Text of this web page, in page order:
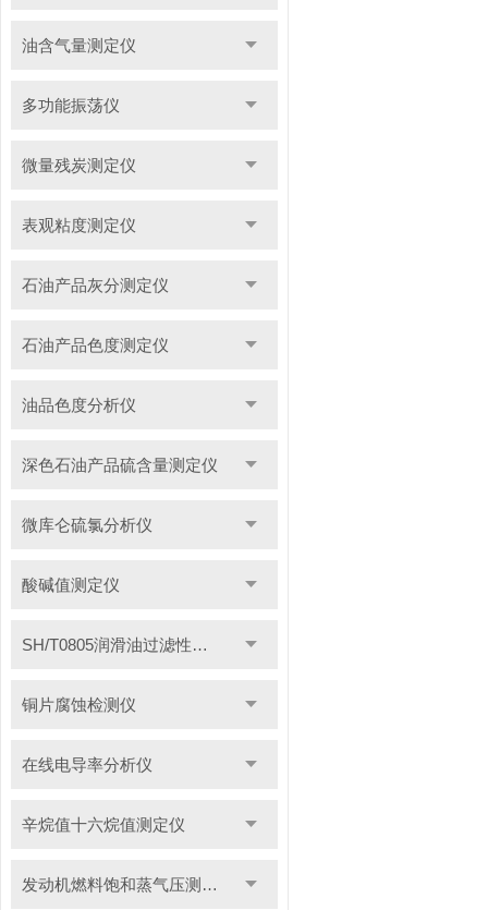
油含气量测定仪
多功能振荡仪
微量残炭测定仪
表观粘度测定仪
石油产品灰分测定仪
石油产品色度测定仪
油品色度分析仪
深色石油产品硫含量测定仪
微库仑硫氯分析仪
酸碱值测定仪
SH/T0805润滑油过滤性测定仪
铜片腐蚀检测仪
在线电导率分析仪
辛烷值十六烷值测定仪
发动机燃料饱和蒸气压测定仪